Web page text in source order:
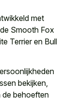
met
Smooth Fox
Terrier en Bull
bekijken,
de behoeften